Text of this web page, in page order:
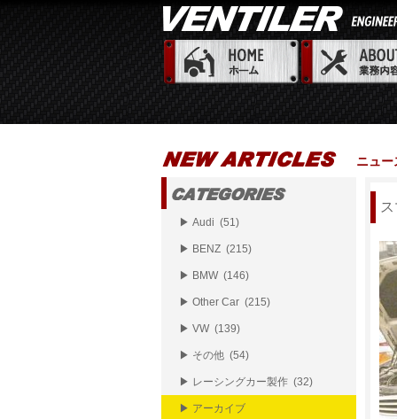
ニュー
▶ Audi (51)
▶ BENZ (215)
▶ BMW (146)
▶ Other Car (215)
▶ VW (139)
▶ その他 (54)
▶ レーシングカー製作 (32)
▶ アーカイブ